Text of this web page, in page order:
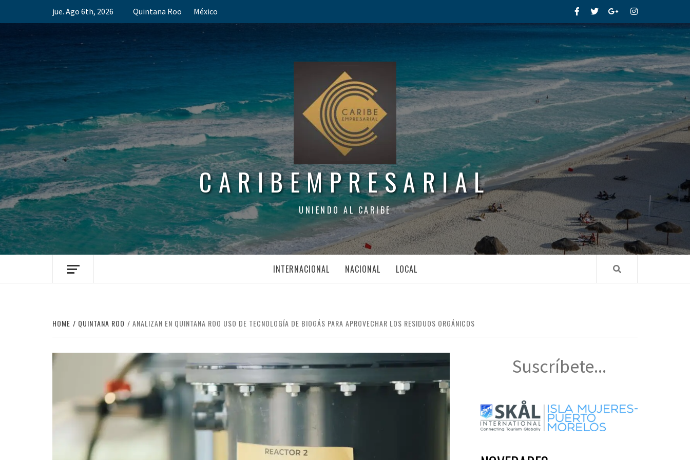
jue. Ago 6th, 2026 Quintana Roo México FacebookTwitterGoogle+Instagram
CARIBEMPRESARIAL
UNIENDO AL CARIBE
INTERNACIONAL NACIONAL LOCAL
HOME QUINTANA ROO ANALIZAN EN QUINTANA ROO USO DE TECNOLOGÍA DE BIOGÁS PARA APROVECHAR LOS RESIDUOS ORGÁNICOS
Suscríbete...